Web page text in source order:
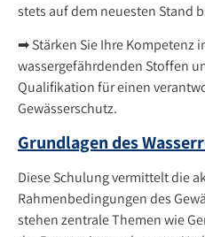
stets auf dem neuesten Stand
➡ Stärken Sie Ihre Kompetenz
wassergefährdenden Stoffen
Qualifikation für einen
Gewässerschutz.
Grundlagen des
Diese Schulung vermittelt die
Rahmenbedingungen des
stehen zentrale Themen wie